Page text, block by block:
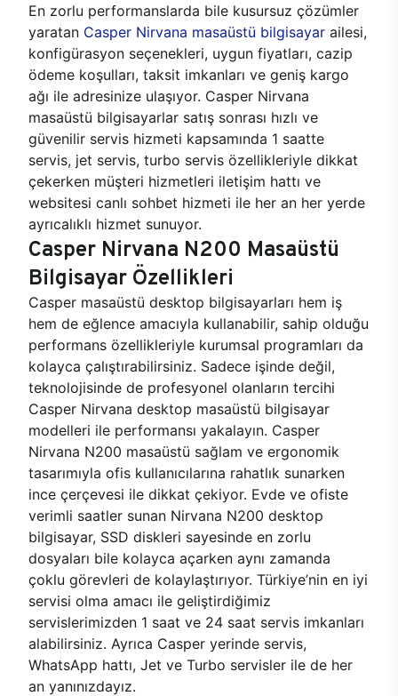
En zorlu performanslarda bile kusursuz çözümler
yaratan Casper Nirvana masaüstü bilgisayar ailesi,
konfigürasyon seçenekleri, uygun fiyatları, cazip
ödeme koşulları, taksit imkanları ve geniş kargo
ağı ile adresinize ulaşıyor. Casper Nirvana
masaüstü bilgisayarlar satış sonrası hızlı ve
güvenilir servis hizmeti kapsamında 1 saatte
servis, jet servis, turbo servis özellikleriyle dikkat
çekerken müşteri hizmetleri iletişim hattı ve
websitesi canlı sohbet hizmeti ile her an her yerde
ayrıcalıklı hizmet sunuyor.
Casper Nirvana N200 Masaüstü
Bilgisayar Özellikleri
Casper masaüstü desktop bilgisayarları hem iş
hem de eğlence amacıyla kullanabilir, sahip olduğu
performans özellikleriyle kurumsal programları da
kolayca çalıştırabilirsiniz. Sadece işinde değil,
teknolojisinde de profesyonel olanların tercihi
Casper Nirvana desktop masaüstü bilgisayar
modelleri ile performansı yakalayın. Casper
Nirvana N200 masaüstü sağlam ve ergonomik
tasarımıyla ofis kullanıcılarına rahatlık sunarken
ince çerçevesi ile dikkat çekiyor. Evde ve ofiste
verimli saatler sunan Nirvana N200 desktop
bilgisayar, SSD diskleri sayesinde en zorlu
dosyaları bile kolayca açarken aynı zamanda
çoklu görevleri de kolaylaştırıyor. Türkiye’nin en iyi
servisi olma amacı ile geliştirdiğimiz
servislerimizden 1 saat ve 24 saat servis imkanları
alabilirsiniz. Ayrıca Casper yerinde servis,
WhatsApp hattı, Jet ve Turbo servisler ile de her
an yanınızdayız.